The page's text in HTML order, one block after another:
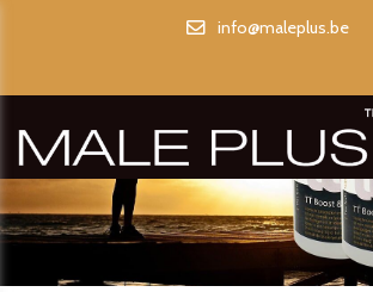
info@maleplus.be